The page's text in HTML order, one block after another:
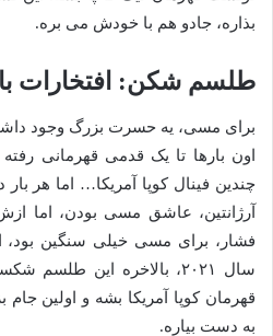
بذاره، جادو هم با خودش می بره.
طلسم شکن: افتخارات با
برای مسی، یه حسرت بزرگ وجود داشت:
چندین فینال کوپا آمریکا… اما هر
آرژانتین، عاشق مسی بودن، اما
فشار، برای مسی خیلی سنگین بود،
سال ۲۰۲۱، بالاخره این
قهرمان کوپا آمریکا بشه و اولین
به دست بیاره.